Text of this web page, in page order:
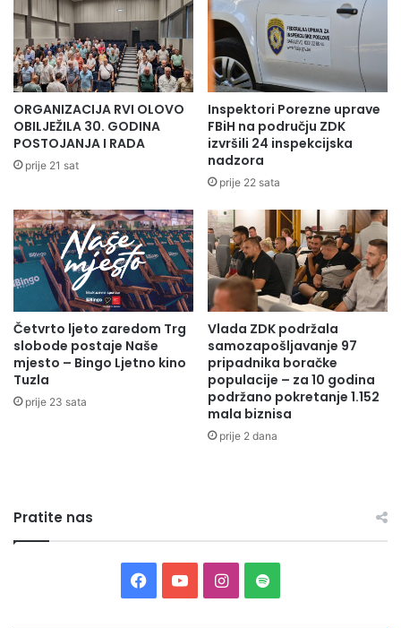
ORGANIZACIJA RVI OLOVO
OBILJEŽILA 30. GODINA
POSTOJANJA I RADA
prije 21 sat
Inspektori Porezne uprave
FBiH na području ZDK
izvršili 24 inspekcijska
nadzora
prije 22 sata
Četvrto ljeto zaredom Trg
slobode postaje Naše
mjesto – Bingo Ljetno kino
Tuzla
prije 23 sata
Vlada ZDK podržala
samozapošljavanje 97
pripadnika boračke
populacije – za 10 godina
podržano pokretanje 1.152
mala biznisa
prije 2 dana
Pratite nas
Facebook
YouTubeInstagram
Spotify